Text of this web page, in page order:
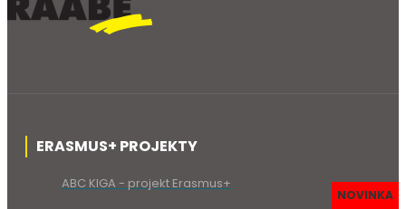
NOVINKA
ERASMUS+ PROJEKTY
ABC KIGA - projekt Erasmus+